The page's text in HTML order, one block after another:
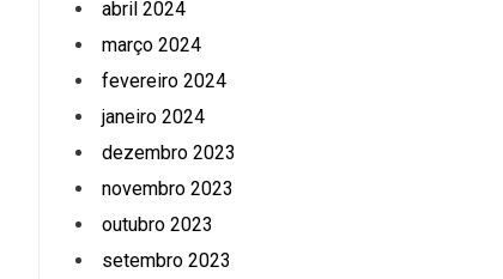
abril 2024
março 2024
fevereiro 2024
janeiro 2024
dezembro 2023
novembro 2023
outubro 2023
setembro 2023